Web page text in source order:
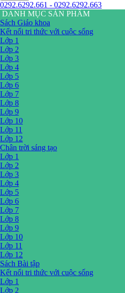
0292.6292.661 - 0292.6292.663
DANH MỤC SẢN PHẨM
Sách Giáo khoa
Kết nối tri thức với cuộc sống
Lớp 1
Lớp 2
Lớp 3
Lớp 4
Lớp 5
Lớp 6
Lớp 7
Lớp 8
Lớp 9
Lớp 10
Lớp 11
Lớp 12
Chân trời sáng tạo
Lớp 1
Lớp 2
Lớp 3
Lớp 4
Lớp 5
Lớp 6
Lớp 7
Lớp 8
Lớp 9
Lớp 10
Lớp 11
Lớp 12
Sách Bài tập
Kết nối tri thức với cuộc sống
Lớp 1
Lớp 2